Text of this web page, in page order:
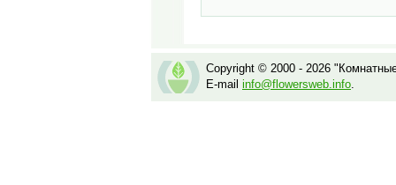
Copyright © 2000 - 2026
E-mail info@flowersweb.info.